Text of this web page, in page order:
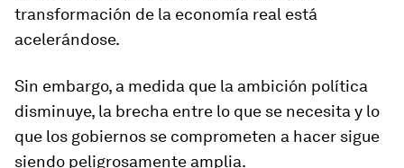
transformación de la economía real está
acelerándose.
Sin embargo, a medida que la ambición política
disminuye, la brecha entre lo que se necesita y lo
que los gobiernos se comprometen a hacer sigue
siendo peligrosamente amplia.